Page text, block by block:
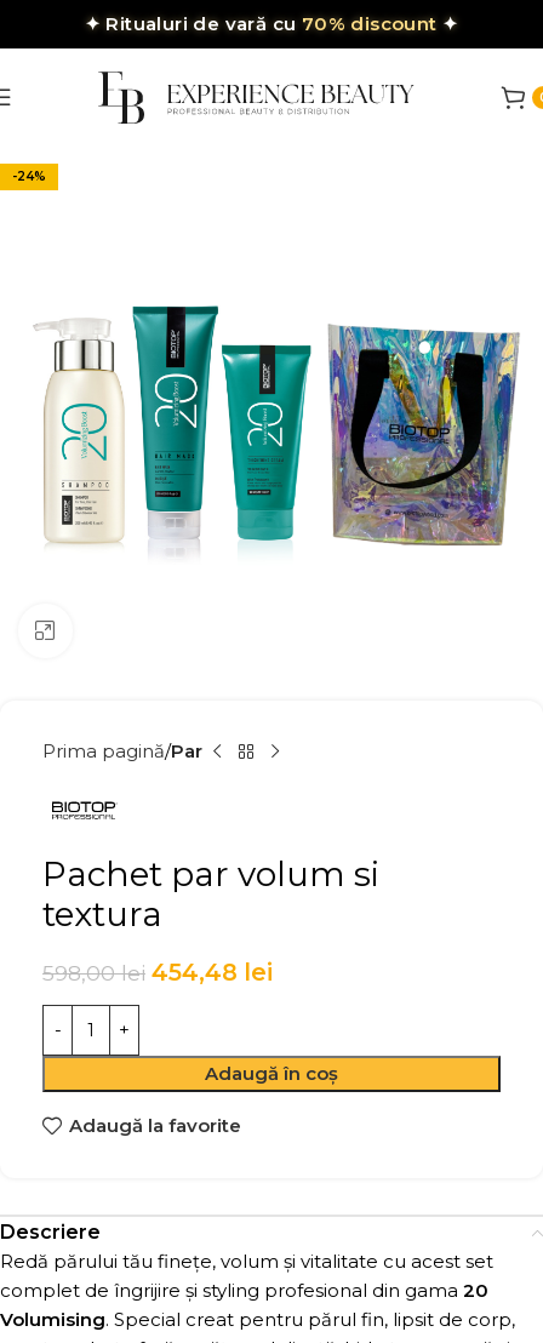
✦Ritualuri de vară cu 70% discount ✦
-24%
Prima pagină Par
Pachet par volum si
textura
598,00lei 454,48 lei
Adaugă în coș
Adaugă la favorite
Descriere
Redă părului tău finețe, volum și vitalitate cu acest set
complet de îngrijire și styling profesional din gama 20
Volumising. Special creat pentru părul fin, lipsit de corp,